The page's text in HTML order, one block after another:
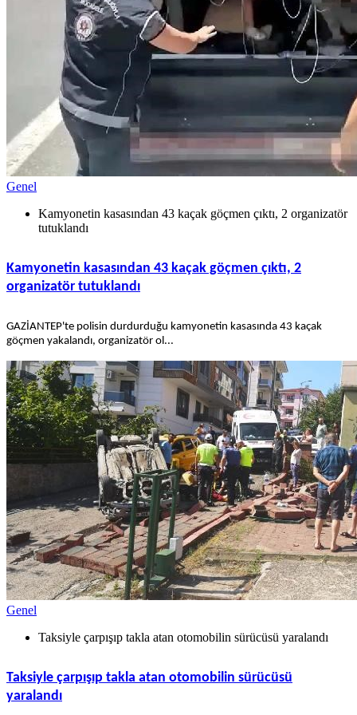
Genel
Kamyonetin kasasından 43 kaçak göçmen çıktı, 2 organizatör
tutuklandı
Kamyonetin kasasından 43 kaçak göçmen çıktı, 2
organizatör tutuklandı
GAZİANTEP'te polisin durdurduğu kamyonetin kasasında 43 kaçak
göçmen yakalandı, organizatör ol...
Genel
Taksiyle çarpışıp takla atan otomobilin sürücüsü yaralandı
Taksiyle çarpışıp takla atan otomobilin sürücüsü
yaralandı